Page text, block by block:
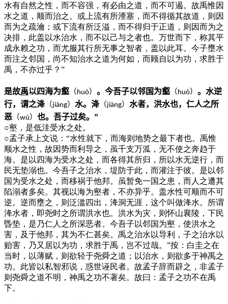
水有自然之性，而不容强，有必由之道，而不可遏。故禹惟因
水之道，顺而治之。或上流有所湮塞，而不得循其故道，则因
而为之疏瀹；或下流有所泛溢，而不得归于正道，则因而为之
决排，此盖以水治水，而不以己与之者也。万世而下，称其平
成永赖之功，而尤服其行所无事之智者，盖以此耳。今子壅水
而注之邻国，尚不知治水之道为何如，而顾自以为功，求胜于
禹，不亦过乎？”
是故禹以四海为壑（ huò） 。今吾子以邻国为壑（ huò） 。水逆
行，谓之洚（ jiàng） 水。洚（ jiàng） 水者，洪水也，仁人之所
恶 （wù ） 也。吾子过矣。”
○壑，是低洼受水之处。
○孟子承上文说：“水性就下，而海则地势之最下者也。禹惟
顺水之性，故因势而利导之，虽千支万泒，无不使之奔趋于
海。是以四海为受水之处，而各得其所归，所以水无逆行，而
民无垫溺也。今吾子之治水，堤防于此，而灌注于彼。是以邻
国为受水之处，而移祸于他邦。虽暂免一国之患，而人之遭其
陷溺者多矣。其视以海为壑者，不亦异乎。盖水性可顺而不可
逆。逆而壅之，则泛滥四出，洚洞无涯，这个叫做洚水。所谓
洚水者，即尧时之所谓洪水也。洪水为灾，则怀山襄陵，下民
昬垫，是乃仁人之所深恶者。今吾子以邻国为壑，使洪水之
害，及于他邦，其为不仁甚矣。禹之治水以导利，子之治水以
贻害，乃又居以为功，求胜于禹，岂不过哉。”按：白圭之在
当时，以薄赋，则欲轻于尧舜之道；以治水，则欲多于神禹之
功。此皆以私智邪说，惑世诬民者。故孟子辞而辟之，非孟子
则尧舜之道不明，神禹之功不著矣。故曰：孟子之功不在禹
下。